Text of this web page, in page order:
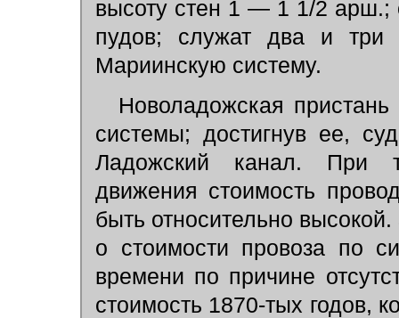
высоту стен 1 — 1 1/2
пудов; служат два и три
Мариинскую систему.
Новоладожская
системы; достигнув ее,
Ладожский канал. При
движения стоимость
быть относительно
о стоимости провоза по
времени по причине
стоимость 1870-тых годов,